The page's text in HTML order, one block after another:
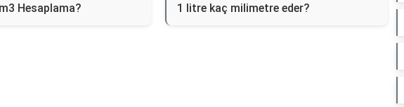
Hesaplama? 1 litre kaç milimetre eder?